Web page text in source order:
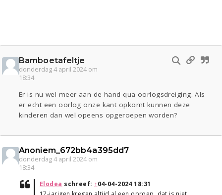
Bamboetafeltje
donderdag 4 april 2024 om
18:34
Er is nu wel meer aan de hand qua oorlogsdreiging. Als
er echt een oorlog onze kant opkomt kunnen deze
kinderen dan wel opeens opgeroepen worden?
Anoniem_672bb4a395dd7
donderdag 4 april 2024 om
18:34
Elodea schreef: ↑04-04-2024 18:31